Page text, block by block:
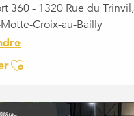
360 - 1320 Rue du
Croix-au-Bailly
Ajouter aux favoris